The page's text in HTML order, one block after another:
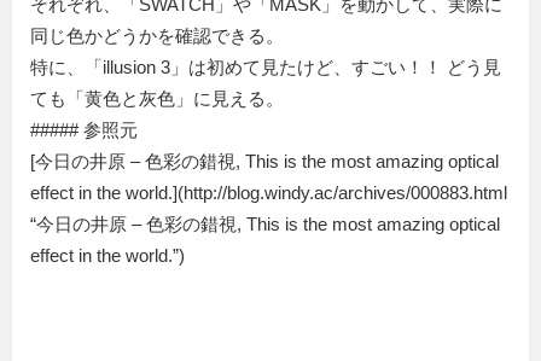
それぞれ、「SWATCH」や「MASK」を動かして、実際に
同じ色かどうかを確認できる。
特に、「illusion 3」は初めて見たけど、すごい！！ どう見
ても「黄色と灰色」に見える。
##### 参照元
[今日の井原 – 色彩の錯視, This is the most amazing optical
effect in the world.](http://blog.windy.ac/archives/000883.html
“今日の井原 – 色彩の錯視, This is the most amazing optical
effect in the world.”)